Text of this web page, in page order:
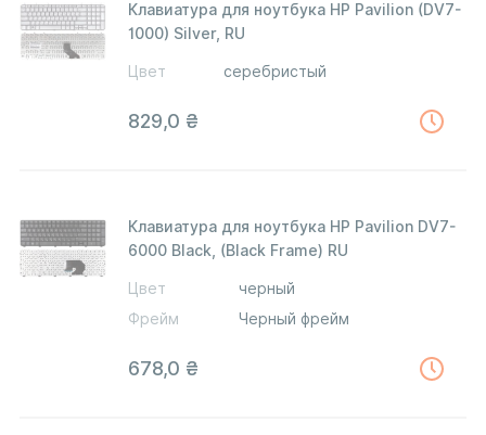
Клавиатура для ноутбука HP Pavilion (DV7-
1000) Silver, RU
Цвет серебристый
829,0 ₴
Клавиатура для ноутбука HP Pavilion DV7-
6000 Black, (Black Frame) RU
Цвет
черный
Фрейм
Черный фрейм
678,0 ₴